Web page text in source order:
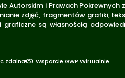
Autorskim i Prawach
zdjęć, fragmentów grafiki,
są własnością
zdalna Wsparcie GWP Wirtualnie